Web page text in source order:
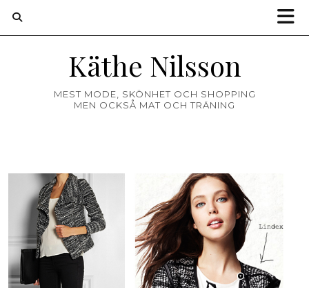
Käthe Nilsson
MEST MODE, SKÖNHET OCH SHOPPING
MEN OCKSÅ MAT OCH TRÄNING